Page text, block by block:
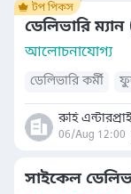
ডেলিভারি ম্যান
আলোচনাযোগ্য
ডেলিভারি কর্মী
রুহি
06/Aug 12:00
সাইকেল